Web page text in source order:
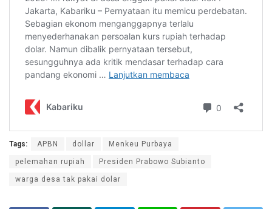
Tags: APBN dollar Menkeu Purbaya
pelemahan rupiah Presiden Prabowo Subianto
warga desa tak pakai dolar